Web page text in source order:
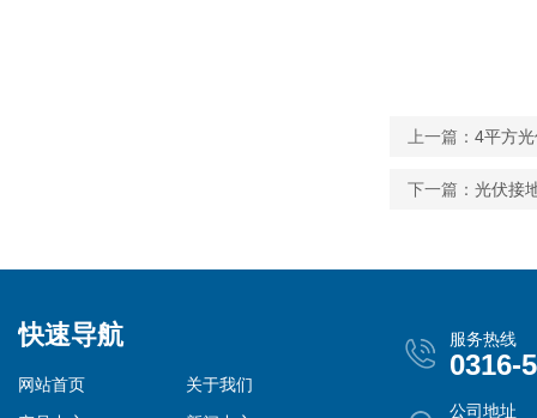
上一篇： 4平方
下一篇： 光伏接
快速导航
网站首页
关于我们
服务热线
0316-
公司地址